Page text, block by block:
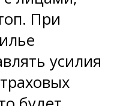
При
усилия